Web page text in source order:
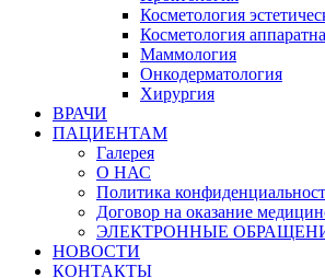
Косметология
Косметология
Маммология
Онкодерматология
Хирургия
ВРАЧИ
ПАЦИЕНТАМ
Галерея
О НАС
Политика
Договор на оказание
ЭЛЕКТРОННЫЕ
НОВОСТИ
КОНТАКТЫ